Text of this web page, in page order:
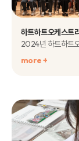
more +